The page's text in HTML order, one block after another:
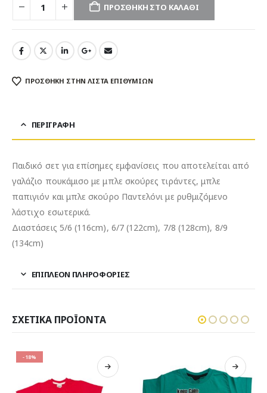
ΠΡΟΣΘΉΚΗ ΣΤΟ ΚΑΛΆΘΙ
ΠΡΌΣΘΉΚΗ ΣΤΗΝ ΛΊΣΤΑ ΕΠΙΘΥΜΙΏΝ
ΠΕΡΙΓΡΑΦΉ
Παιδικό σετ για επίσημες εμφανίσεις που αποτελείται από
γαλάζιο πουκάμισο με μπλε σκούρες τιράντες, μπλε
παπιγιόν και μπλε σκούρο Παντελόνι με ρυθμιζόμενο
λάστιχο εσωτερικά.
Διαστάσεις 5/6 (116cm), 6/7 (122cm), 7/8 (128cm), 8/9
(134cm)
ΕΠΙΠΛΈΟΝ ΠΛΗΡΟΦΟΡΊΕΣ
ΣΧΕΤΙΚΆ ΠΡΟΪΌΝΤΑ